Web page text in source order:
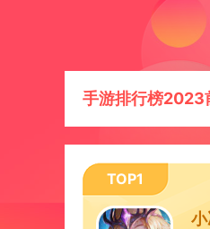
手游排行榜2023
TOP1